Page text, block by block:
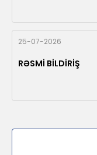
25-07-2026
RƏSMİ BİLDİRİŞ